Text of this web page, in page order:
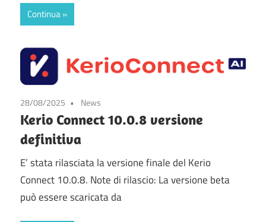
Continua
28/08/2025 News
Kerio Connect 10.0.8 versione
definitiva
E’ stata rilasciata la versione finale del Kerio
Connect 10.0.8. Note di rilascio: La versione beta
può essere scaricata da